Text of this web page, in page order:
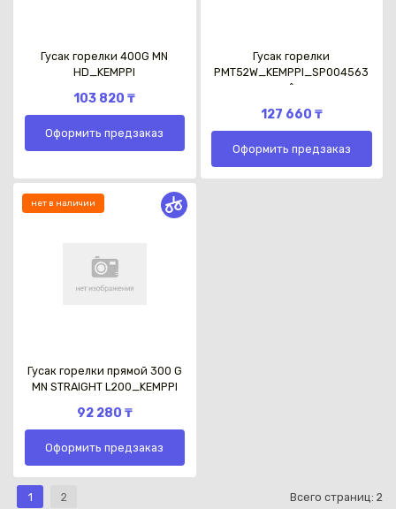
Гусак горелки 400G MN
HD_KEMPPI
103 820 ₸
Оформить предзаказ
Гусак горелки
PMT52W_KEMPPI_SP004563
^
127 660 ₸
Оформить предзаказ
нет в наличии
Гусак горелки прямой 300 G
MN STRAIGHT L200_KEMPPI
92 280 ₸
Оформить предзаказ
Всего страниц: 2
1 2